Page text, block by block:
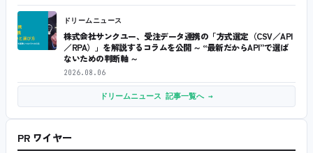
ドリームニュース
株式会社サンクユー、受注データ連携の「方式選定（CSV／API
／RPA）」を解説するコラムを公開 ～ “最新だからAPI”で選ば
ないための判断軸 ～
2026.08.06
ドリームニュース 記事一覧へ →
PR ワイヤー